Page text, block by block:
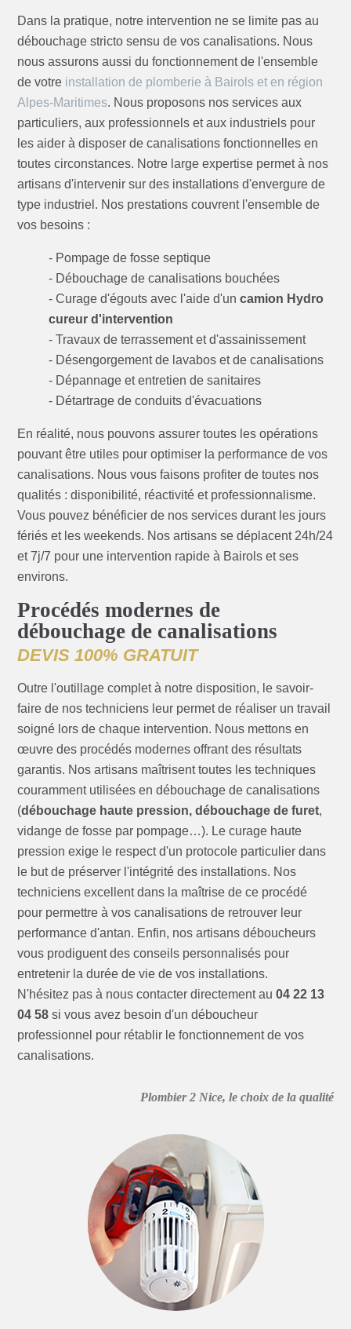
Dans la pratique, notre intervention ne se limite pas au
débouchage stricto sensu de vos canalisations. Nous
nous assurons aussi du fonctionnement de l'ensemble
de votre installation de plomberie à Bairols et en région
Alpes-Maritimes. Nous proposons nos services aux
particuliers, aux professionnels et aux industriels pour
les aider à disposer de canalisations fonctionnelles en
toutes circonstances. Notre large expertise permet à nos
artisans d'intervenir sur des installations d'envergure de
type industriel. Nos prestations couvrent l'ensemble de
vos besoins :
- Pompage de fosse septique
- Débouchage de canalisations bouchées
- Curage d'égouts avec l'aide d'uncamion Hydro
cureur d'intervention
- Travaux de terrassement et d'assainissement
- Désengorgement de lavabos et de canalisations
- Dépannage et entretien de sanitaires
- Détartrage de conduits d'évacuations
En réalité, nous pouvons assurer toutes les opérations
pouvant être utiles pour optimiser la performance de vos
canalisations. Nous vous faisons profiter de toutes nos
qualités : disponibilité, réactivité et professionnalisme.
Vous pouvez bénéficier de nos services durant les jours
fériés et les weekends. Nos artisans se déplacent 24h/24
et 7j/7 pour une intervention rapide à Bairols et ses
environs.
Procédés modernes de
débouchage de canalisations
DEVIS 100% GRATUIT
Outre l'outillage complet à notre disposition, le savoir-
faire de nos techniciens leur permet de réaliser un travail
soigné lors de chaque intervention. Nous mettons en
œuvre des procédés modernes offrant des résultats
garantis. Nos artisans maîtrisent toutes les techniques
couramment utilisées en débouchage de canalisations
(débouchage haute pression, débouchage de furet,
vidange de fosse par pompage…). Le curage haute
pression exige le respect d'un protocole particulier dans
le but de préserver l'intégrité des installations. Nos
techniciens excellent dans la maîtrise de ce procédé
pour permettre à vos canalisations de retrouver leur
performance d'antan. Enfin, nos artisans déboucheurs
vous prodiguent des conseils personnalisés pour
entretenir la durée de vie de vos installations.
N'hésitez pas à nous contacter directement au04 22 13
04 58 si vous avez besoin d'un déboucheur
professionnel pour rétablir le fonctionnement de vos
canalisations.
Plombier 2 Nice, le choix de la qualité